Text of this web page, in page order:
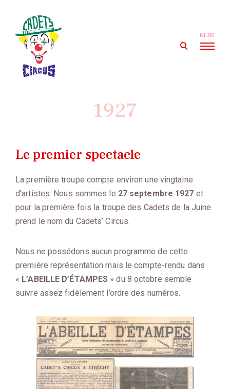
content
open
MENU
1927
Le premier spectacle
La première troupe compte environ une vingtaine
d’artistes. Nous sommes le 27 septembre 1927 et
pour la première fois la troupe des Cadets de la Juine
prend le nom du Cadets’ Circus.
Nous ne possédons aucun programme de cette
première représentation mais le compte-rendu dans
« L’ABEILLE D’ÉTAMPES » du 8 octobre semble
suivre assez fidèlement l’ordre des numéros.